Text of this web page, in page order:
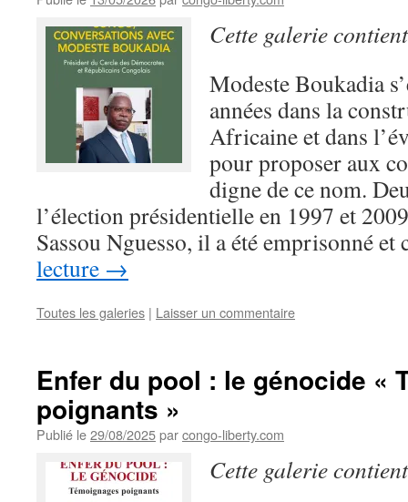
Cette galerie
Modeste Boukadia
années dans la
Africaine et dans
pour proposer aux
digne de ce nom.
l’élection présidentielle en 1997 et
Sassou Nguesso, il a été emprisonné
lecture →
Toutes les galeries | Laisser un commentaire
Enfer du pool : le génocide «
poignants »
Publié le29/08/2025parcongo-liberty.com
Cette galerie